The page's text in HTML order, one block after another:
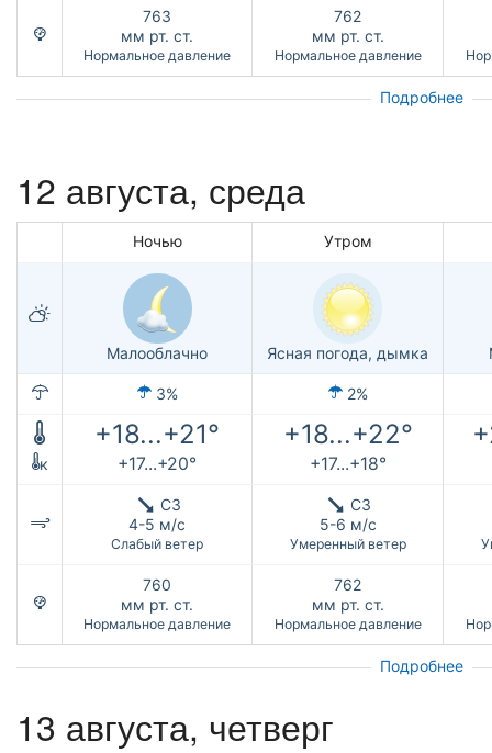
763
мм рт. ст.
Нормальное давление
762
мм рт. ст.
Нормальное давление
Подробнее
12 августа, среда
Ночью Утром
Малооблачно Ясная погода, дымка
3% 2%
+18...+21° +18...+22°
к +17...+20° +17...+18°
СЗ
4-5 м/с
Слабый ветер
СЗ
5-6 м/с
Умеренный ветер
760
мм рт. ст.
Нормальное давление
762
мм рт. ст.
Нормальное давление
Подробнее
13 августа, четверг